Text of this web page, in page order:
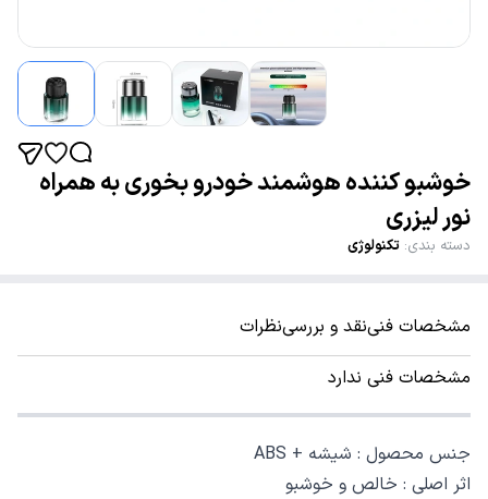
خوشبو کننده هوشمند خودرو بخوری به همراه
نور لیزری
دسته بندی: تکنولوژی
مشخصات فنینقد و بررسینظرات
مشخصات فنی ندارد
جنس محصول : شیشه + ABS‏
اثر اصلی : خالص و خوشبو